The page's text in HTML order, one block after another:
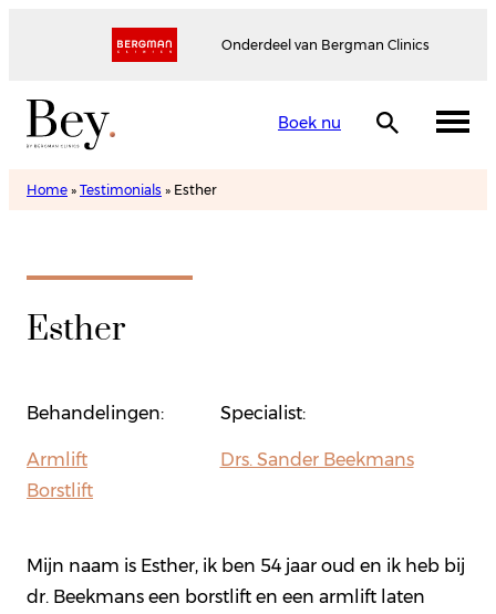
Onderdeel van Bergman Clinics
Boek nu
Home » Testimonials » Esther
Esther
Behandelingen:
Armlift
Borstlift
Specialist:
Drs. Sander Beekmans
Mijn naam is Esther, ik ben 54 jaar oud en ik heb bij
dr. Beekmans een borstlift en een armlift laten